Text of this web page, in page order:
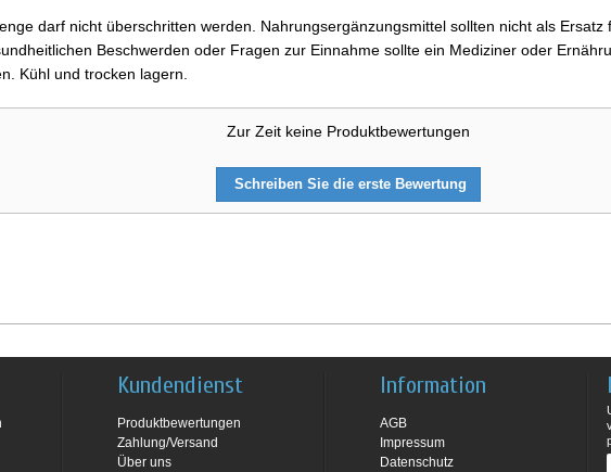
darf nicht überschritten werden. Nahrungsergänzungsmittel sollten nicht als Ersatz
Beschwerden oder Fragen zur Einnahme sollte ein Mediziner oder
Kühl und trocken lagern.
Zur Zeit keine Produktbewertungen
Schreiben Sie die erste Bewertung
Kundendienst
Produktbewertungen
Zahlung/Versand
Über uns
Information
AGB
Impressum
Datenschutz